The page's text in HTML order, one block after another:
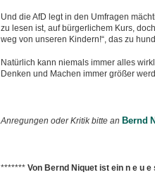
Und die AfD legt in den Umfragen
zu lesen ist, auf bürgerlichem Kurs,
weg von unseren Kindern!“, das zu
Natürlich kann niemals immer alles
Denken und Machen immer größer
Anregungen oder Kritik bitte an Bernd
******* Von Bernd Niquet ist ein n e u